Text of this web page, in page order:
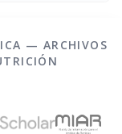
— ARCHIVOS